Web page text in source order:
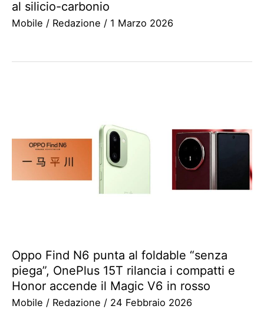
al silicio-carbonio
Mobile / Redazione / 1 Marzo 2026
Oppo Find N6 punta al foldable “senza
piega”, OnePlus 15T rilancia i compatti e
Honor accende il Magic V6 in rosso
Mobile / Redazione / 24 Febbraio 2026